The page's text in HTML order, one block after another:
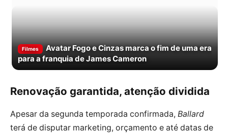
Filmes
Avatar Fogo e Cinzas marca o fim de uma era
para a franquia de James Cameron
Renovação garantida, atenção dividida
Apesar da segunda temporada confirmada, Ballard
terá de disputar marketing, orçamento e até datas de